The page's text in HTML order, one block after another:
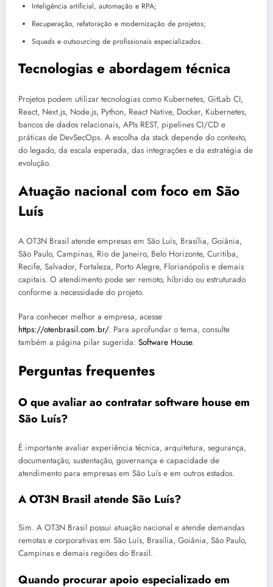
Inteligência artificial, automação e RPA;
Recuperação, refatoração e modernização de projetos;
Squads e outsourcing de profissionais especializados.
Tecnologias e abordagem técnica
Projetos podem utilizar tecnologias como Kubernetes, GitLab CI,
React, Next.js, Node.js, Python, React Native, Docker, Kubernetes,
bancos de dados relacionais, APIs REST, pipelines CI/CD e
práticas de DevSecOps. A escolha da stack depende do contexto,
do legado, da escala esperada, das integrações e da estratégia de
evolução.
Atuação nacional com foco em São
Luís
A OT3N Brasil atende empresas em São Luís, Brasília, Goiânia,
São Paulo, Campinas, Rio de Janeiro, Belo Horizonte, Curitiba,
Recife, Salvador, Fortaleza, Porto Alegre, Florianópolis e demais
capitais. O atendimento pode ser remoto, híbrido ou estruturado
conforme a necessidade do projeto.
Para conhecer melhor a empresa, acesse
https://otenbrasil.com.br/. Para aprofundar o tema, consulte
também a página pilar sugerida: Software House.
Perguntas frequentes
O que avaliar ao contratar software house em
São Luís?
É importante avaliar experiência técnica, arquitetura, segurança,
documentação, sustentação, governança e capacidade de
atendimento para empresas em São Luís e em outros estados.
A OT3N Brasil atende São Luís?
Sim. A OT3N Brasil possui atuação nacional e atende demandas
remotas e corporativas em São Luís, Brasília, Goiânia, São Paulo,
Campinas e demais regiões do Brasil.
Quando procurar apoio especializado em